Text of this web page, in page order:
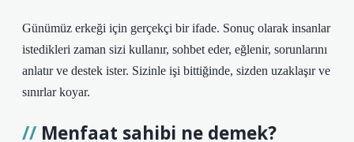
Günümüz erkeği için gerçekçi bir ifade. Sonuç olarak insanlar
istedikleri zaman sizi kullanır, sohbet eder, eğlenir, sorunlarını
anlatır ve destek ister. Sizinle işi bittiğinde, sizden uzaklaşır ve
sınırlar koyar.
Menfaat sahibi ne demek?